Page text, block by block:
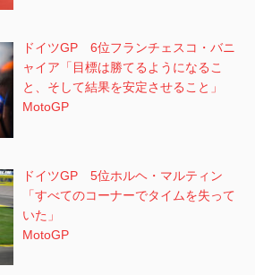
ドイツGP 6位フランチェスコ・バニ
ャイア「目標は勝てるようになるこ
と、そして結果を安定させること」
MotoGP
ドイツGP 5位ホルヘ・マルティン
「すべてのコーナーでタイムを失って
いた」
MotoGP